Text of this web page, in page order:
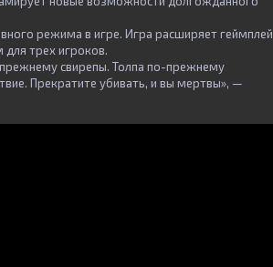
режима в игре. Игра расширяет геймплей
трех игроков.
свирепы. Толпа по-прежнему
Прекратите убивать, и вы мертвы», —